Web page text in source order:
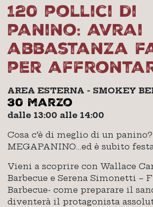
120 pollici di
panino: avrai
abbastanza
per
AREA ESTERNA - SMOKEY
30 marzo
dalle 13:00 alle 14:00
Cosa c’è di meglio di un
MEGAPANINO…ed è subito
Vieni a scoprire con Wallace
Barbecue e Serena Simonetti –
Barbecue- come preparare il
diventerà il protagonista